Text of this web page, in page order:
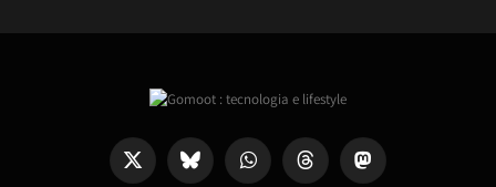
X
Bluesky WhatsAppThreads Mastodon